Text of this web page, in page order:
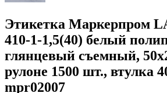
Этикетка Маркерпром
410-1-1,5(40) белый
глянцевый съемный,
рулоне 1500 шт., втулка
mpr02007